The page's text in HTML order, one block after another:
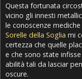
Questa fortunata
vicino gli innesti
le conoscenze
Sorelle della Soglia mi
certezza che quelle
e che sono state
abilità tali da lasciar
oscure.